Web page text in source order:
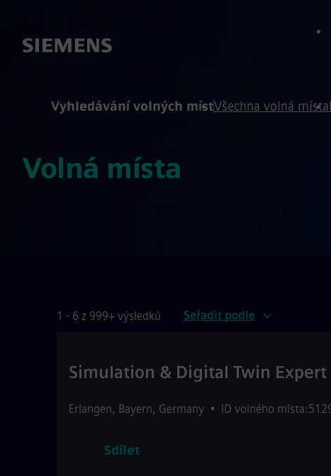
Vyhledávání volných místVšechna volná místa
Volná místa
1 - 6 z 999+ výsledků Seřadit podle
Simulation & Digital Twin
Erlangen, Bayern, Germany • ID volného
Sdílet